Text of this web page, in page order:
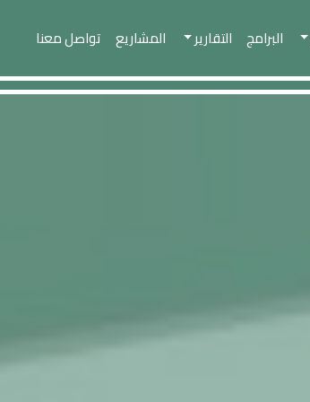
البرامج التقارير المشاريع تواصل معنا